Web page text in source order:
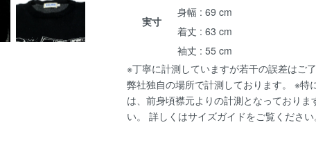
実寸
身幅 : 69 cm
着丈 : 63 cm
袖丈 : 55 cm
※丁寧に計測していますが若干の誤差はご
弊社独自の場所で計測しております。 ※特
は、前身頃襟元よりの計測となっておりま
い。 詳しくはサイズガイドをご覧ください。